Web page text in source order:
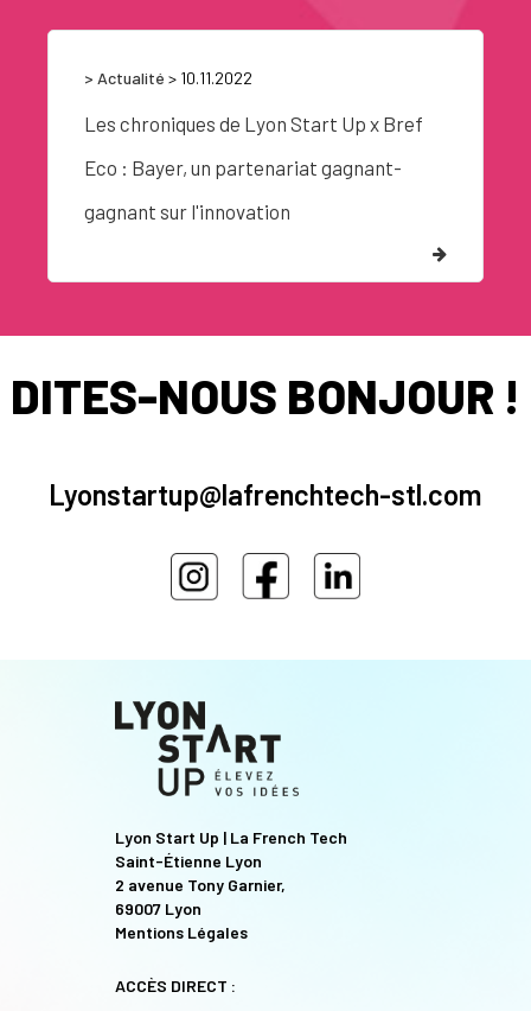
> Actualité > 10.11.2022
Les chroniques de Lyon Start Up x Bref
Eco : Bayer, un partenariat gagnant-
gagnant sur l'innovation
DITES-NOUS BONJOUR !
Lyonstartup@lafrenchtech-stl.com
Lyon Start Up | La French Tech
Saint-Étienne Lyon
2 avenue Tony Garnier,
69007 Lyon
Mentions Légales
ACCÈS DIRECT :